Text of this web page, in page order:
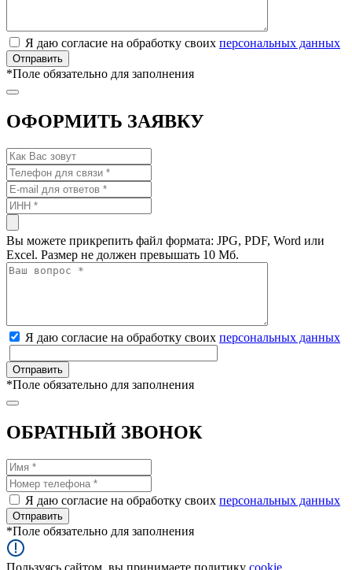
Я даю согласие на обработку своих персональных данных
*Поле обязательно для заполнения
ОФОРМИТЬ ЗАЯВКУ
Вы можете прикрепить файл формата: JPG, PDF, Word или
Excel. Размер не должен превышать 10 Мб.
Я даю согласие на обработку своих персональных данных
*Поле обязательно для заполнения
ОБРАТНЫЙ ЗВОНОК
Я даю согласие на обработку своих персональных данных
*Поле обязательно для заполнения
Пользуясь сайтом, вы принимаете политику cookie.